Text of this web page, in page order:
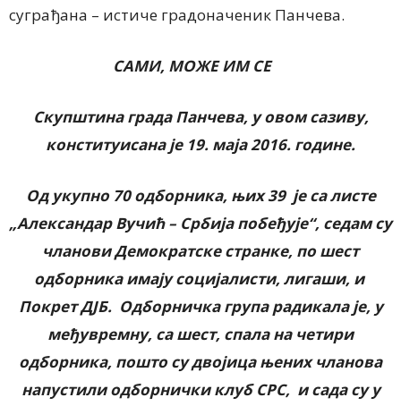
суграђана – истиче градоначеник Панчева.
САМИ, МОЖЕ ИМ СЕ
Скупштина града Панчева, у овом сазиву,
конституисана је 19. маја 2016. године.
Од укупно 70 одборника, њих 39 је са листе
„Александар Вучић – Србија побеђује“, седам су
чланови Демократске странке, по шест
одборника имају социјалисти, лигаши, и
Покрет ДЈБ. Одборничка група радикала је, у
међувремну, са шест, спала на четири
одборника, пошто су двојица њених чланова
напустили одборнички клуб СРС, и сада су у